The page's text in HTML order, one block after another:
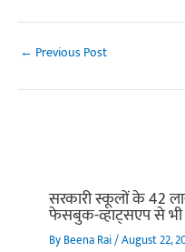
← Previous Post
सरकारी स्कूलों के 42
फेसबुक-व्हाट्सएप से भी
ByBeena Rai/August 22,